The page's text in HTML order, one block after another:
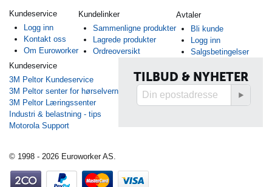
Kundeservice
Logg inn
Kontakt oss
Om Euroworker
Kundelinker
Sammenligne produkter
Lagrede produkter
Ordreoversikt
Avtaler
Bli kunde
Logg inn
Salgsbetingelser
Kundeservice
3M Peltor Kundeservice
3M Peltor senter for hørselvern
3M Peltor Læringssenter
Industri & belastning - tips
Motorola Support
TILBUD & NYHETER
© 1998 - 2026 Euroworker AS.